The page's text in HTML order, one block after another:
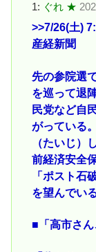
1: ぐれ ★
>>7/26(土)
産経新聞
先の参院選
を巡って退
民党など自
がっている
（たいじ）
前経済安全
「ポスト石
を望んでい
■「高市さん